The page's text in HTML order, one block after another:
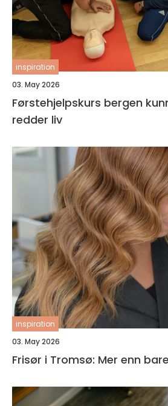
inspiration
03. May 2026
Førstehjelpskurs bergen kunnskap som
redder liv
inspiration
03. May 2026
Frisør i Tromsø: Mer enn